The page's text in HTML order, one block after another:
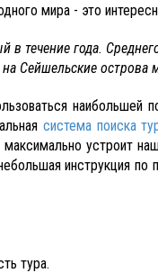
мира - это
течение года.
Сейшельские
наибольшей
система поиска
устроит
инструкция
тура.